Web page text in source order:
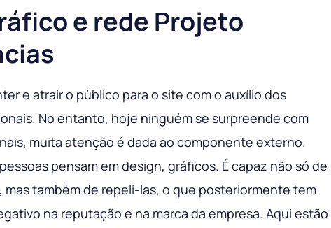
e rede Projeto
e atrair o público para o site com o auxílio dos
No entanto, hoje ninguém se surpreende com
muita atenção é dada ao componente externo.
pensam em design, gráficos. É capaz não só de
mas também de repeli-las, o que posteriormente tem
na reputação e na marca da empresa. Aqui estão